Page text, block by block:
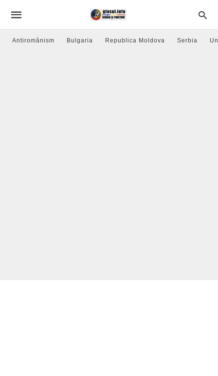
Antiromânism Bulgaria Republica Moldova Serbia